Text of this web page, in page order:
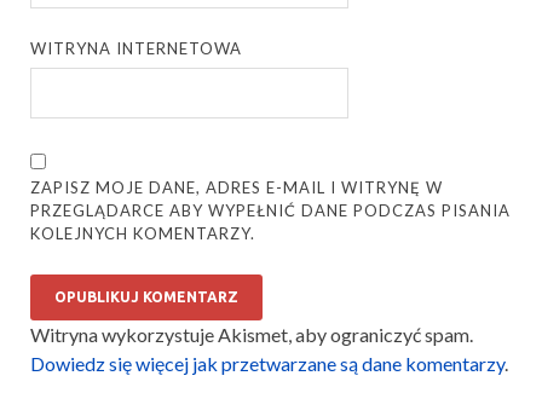
WITRYNA INTERNETOWA
ZAPISZ MOJE DANE, ADRES E-MAIL I WITRYNĘ W
PRZEGLĄDARCE ABY WYPEŁNIĆ DANE PODCZAS PISANIA
KOLEJNYCH KOMENTARZY.
Witryna wykorzystuje Akismet, aby ograniczyć spam.
Dowiedz się więcej jak przetwarzane są dane komentarzy.